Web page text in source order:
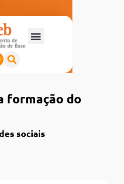
formação do
sociais